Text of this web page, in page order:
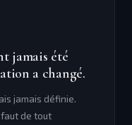
jamais été
a changé.
jamais définie.
de tout